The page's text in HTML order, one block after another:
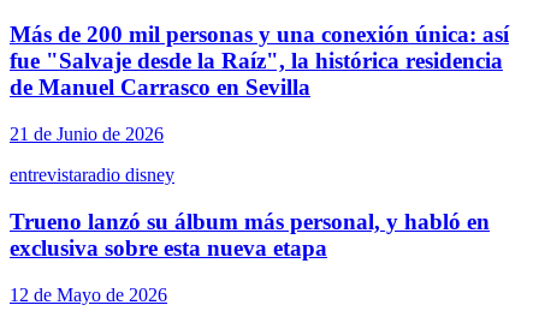
Más de 200 mil personas y una conexión única: así
fue "Salvaje desde la Raíz", la histórica residencia
de Manuel Carrasco en Sevilla
21 de Junio de 2026
entrevistaradio disney
Trueno lanzó su álbum más personal, y habló en
exclusiva sobre esta nueva etapa
12 de Mayo de 2026